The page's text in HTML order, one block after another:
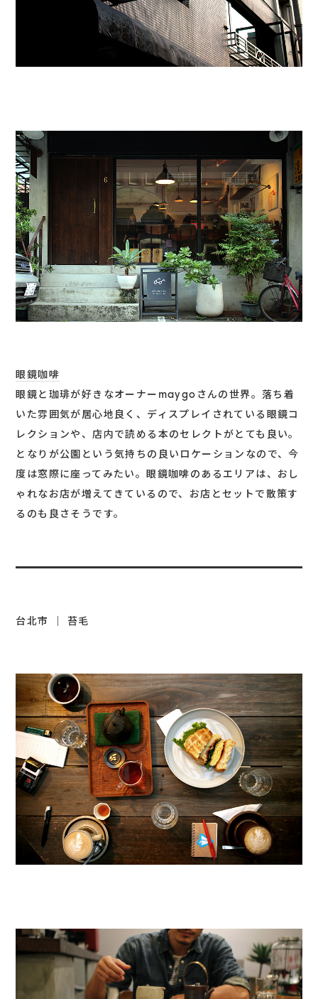
眼鏡咖啡
眼鏡と珈琲が好きなオーナーmaygoさんの世界。落ち着
いた雰囲気が居心地良く、ディスプレイされている眼鏡コ
レクションや、店内で読める本のセレクトがとても良い。
となりが公園という気持ちの良いロケーションなので、今
度は窓際に座ってみたい。眼鏡咖啡のあるエリアは、おし
ゃれなお店が増えてきているので、お店とセットで散策す
るのも良さそうです。
台北市 ｜ 苔毛